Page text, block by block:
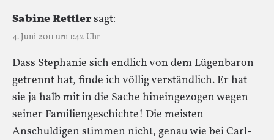
Sabine Rettlersagt:
4. Juni 2011 um 1:42 Uhr
Dass Stephanie sich endlich von dem Lügenbaron
getrennt hat, finde ich völlig verständlich. Er hat
sie ja halb mit in die Sache hineingezogen wegen
seiner Familiengeschichte! Die meisten
Anschuldigen stimmen nicht, genau wie bei Carl-